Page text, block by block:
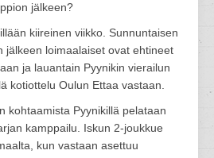
jälkeen?
kiireinen viikko. Sunnuntaisen
jälkeen loimaalaiset ovat ehtineet
ja lauantain Pyynikin vierailun
kotiottelu Oulun Ettaa vastaan.
kohtaamista Pyynikillä pelataan
kamppailu. Iskun 2-joukkue
kun vastaan asettuu